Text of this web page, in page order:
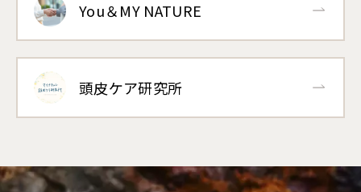
You＆MY NATURE
頭皮ケア研究所